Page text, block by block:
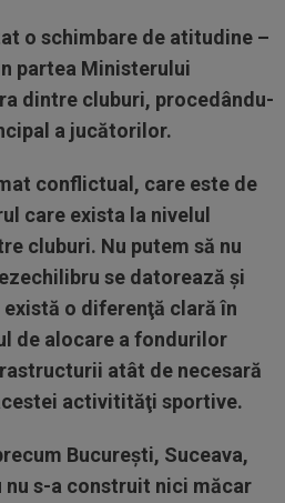
o schimbare de atitudine –
partea Ministerului
dintre cluburi, procedându-
a jucătorilor.
conflictual, care este de
care exista la nivelul
cluburi. Nu putem să nu
se datorează şi
o diferenţă clară în
de alocare a fondurilor
atât de necesară
activitităţi sportive.
Bucureşti, Suceava,
nu s-a construit nici măcar